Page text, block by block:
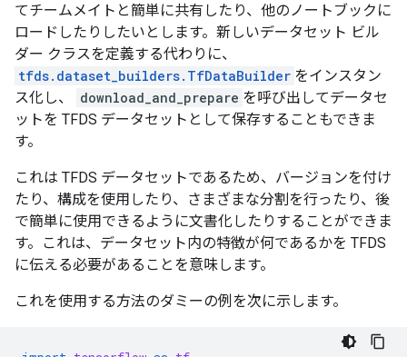
てチームメイトと簡単に共有したり、他のノートブックに
ロードしたりしたいとします。新しいデータセット ビル
ダー クラスを定義する代わりに、
tfds.dataset_builders.TfDataBuilder をインスタン
ス化し、
download_and_prepare を呼び出してデータセ
ットを TFDS データセットとして保存することもできま
す。
これは TFDS データセットであるため、バージョンを付け
たり、構成を使用したり、さまざまな分割を行ったり、後
で簡単に使用できるように文書化したりすることができま
す。これは、データセット内の特徴が何であるかを TFDS
に伝える必要があることを意味します。
これを使用する方法のダミーの例を次に示します。